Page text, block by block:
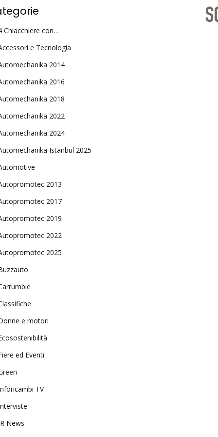
Chiacchiere con…
e Tecnologia
2014
2016
2018
2022
2024
Istanbul 2025
2013
2017
2019
2022
2025
e motori
ed Eventi
TV
News